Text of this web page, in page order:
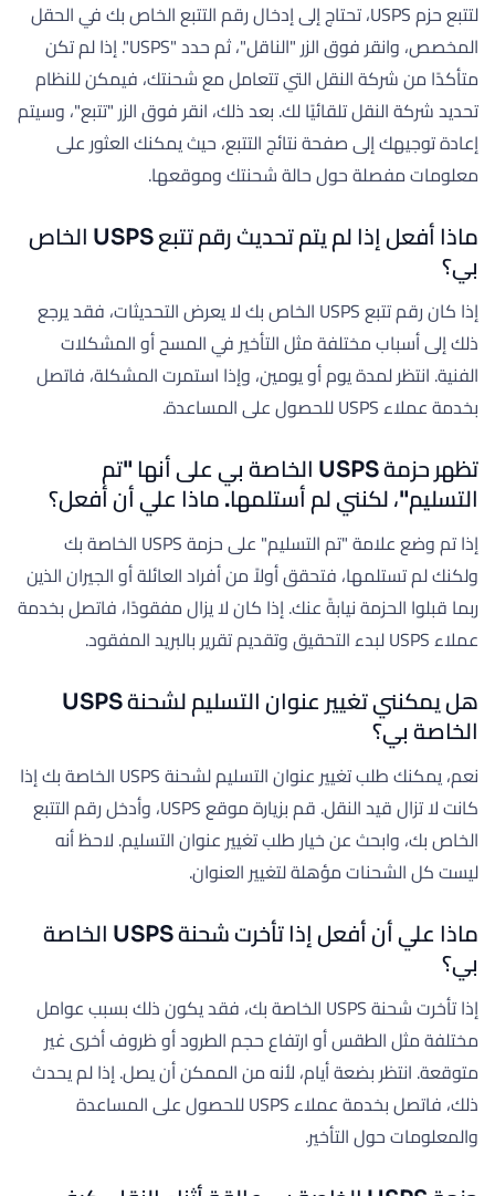
لتتبع حزم USPS، تحتاج إلى إدخال رقم التتبع الخاص بك في الحقل
المخصص، وانقر فوق الزر "الناقل"، ثم حدد "USPS". إذا لم تكن
متأكدًا من شركة النقل التي تتعامل مع شحنتك، فيمكن للنظام
تحديد شركة النقل تلقائيًا لك. بعد ذلك، انقر فوق الزر "تتبع"، وسيتم
إعادة توجيهك إلى صفحة نتائج التتبع، حيث يمكنك العثور على
معلومات مفصلة حول حالة شحنتك وموقعها.
ماذا أفعل إذا لم يتم تحديث رقم تتبع USPS الخاص
بي؟
إذا كان رقم تتبع USPS الخاص بك لا يعرض التحديثات، فقد يرجع
ذلك إلى أسباب مختلفة مثل التأخير في المسح أو المشكلات
الفنية. انتظر لمدة يوم أو يومين، وإذا استمرت المشكلة، فاتصل
بخدمة عملاء USPS للحصول على المساعدة.
تظهر حزمة USPS الخاصة بي على أنها "تم
التسليم"، لكنني لم أستلمها. ماذا علي أن أفعل؟
إذا تم وضع علامة "تم التسليم" على حزمة USPS الخاصة بك
ولكنك لم تستلمها، فتحقق أولاً من أفراد العائلة أو الجيران الذين
ربما قبلوا الحزمة نيابةً عنك. إذا كان لا يزال مفقودًا، فاتصل بخدمة
عملاء USPS لبدء التحقيق وتقديم تقرير بالبريد المفقود.
هل يمكنني تغيير عنوان التسليم لشحنة USPS
الخاصة بي؟
نعم، يمكنك طلب تغيير عنوان التسليم لشحنة USPS الخاصة بك إذا
كانت لا تزال قيد النقل. قم بزيارة موقع USPS، وأدخل رقم التتبع
الخاص بك، وابحث عن خيار طلب تغيير عنوان التسليم. لاحظ أنه
ليست كل الشحنات مؤهلة لتغيير العنوان.
ماذا علي أن أفعل إذا تأخرت شحنة USPS الخاصة
بي؟
إذا تأخرت شحنة USPS الخاصة بك، فقد يكون ذلك بسبب عوامل
مختلفة مثل الطقس أو ارتفاع حجم الطرود أو ظروف أخرى غير
متوقعة. انتظر بضعة أيام، لأنه من الممكن أن يصل. إذا لم يحدث
ذلك، فاتصل بخدمة عملاء USPS للحصول على المساعدة
والمعلومات حول التأخير.